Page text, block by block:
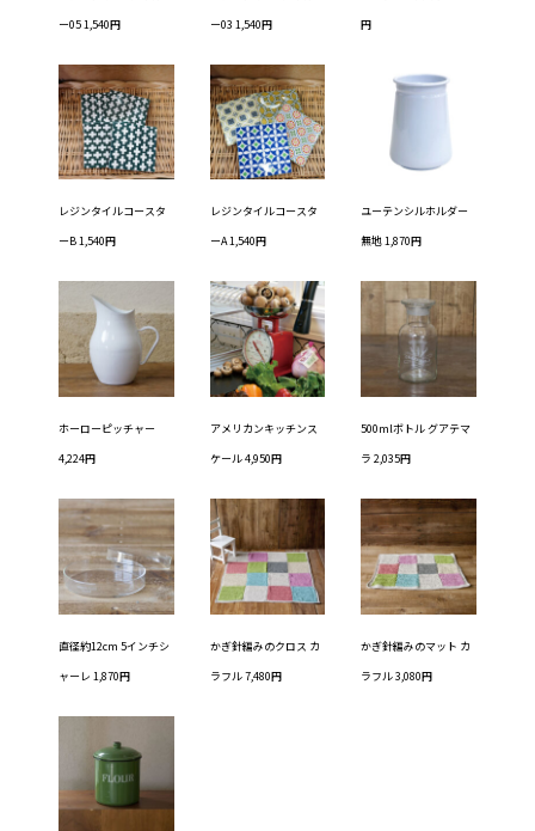
ー05 1,540円
ー03 1,540円
円
レジンタイルコースタ
ーB 1,540円
レジンタイルコースタ
ーA 1,540円
ユーテンシルホルダー
無地 1,870円
ホーローピッチャー
4,224円
アメリカンキッチンス
ケール 4,950円
500mlボトル グアテマ
ラ 2,035円
直径約12cm 5インチシ
ャーレ 1,870円
かぎ針編みのクロス カ
ラフル 7,480円
かぎ針編みのマット カ
ラフル 3,080円